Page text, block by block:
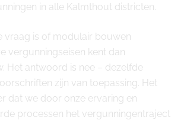
in alle Kalmthout districten.
vraag is of modulair bouwen
vergunningseisen kent dan
Het antwoord is nee – dezelfde
zijn van toepassing. Het
dat we door onze ervaring en
processen het vergunningentraject